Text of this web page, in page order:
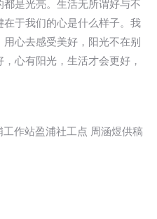
是光亮。生活无所谓好与不
于我们的心是什么样子。我
心去感受美好，阳光不在别
心有阳光，生活才会更好，
工作站盈浦社工点 周涵煜供稿